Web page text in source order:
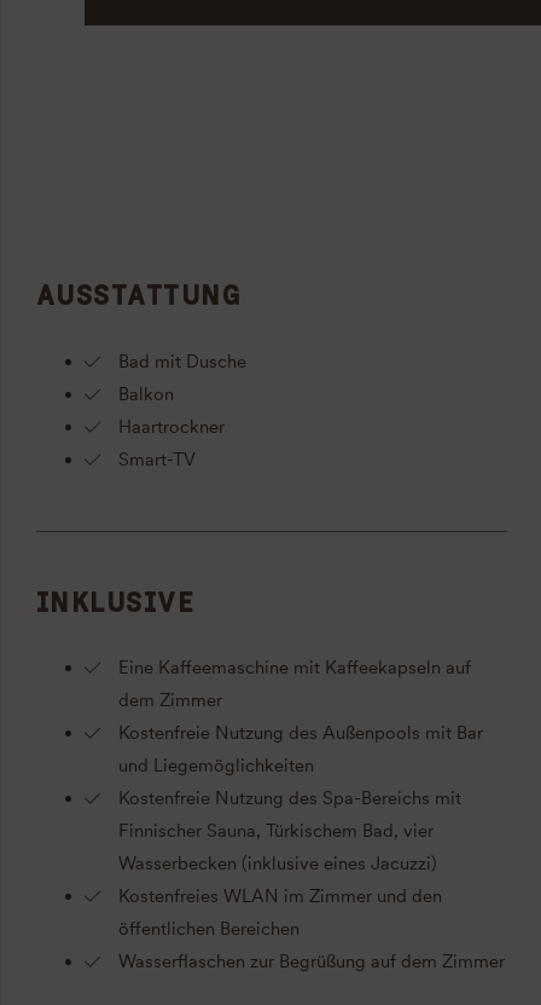
AUSSTATTUNG
Bad mit Dusche
Balkon
Haartrockner
Smart-TV
INKLUSIVE
Eine Kaffeemaschine mit Kaffeekapseln auf
dem Zimmer
Kostenfreie Nutzung des Außenpools mit Bar
und Liegemöglichkeiten
Kostenfreie Nutzung des Spa-Bereichs mit
Finnischer Sauna, Türkischem Bad, vier
Wasserbecken (inklusive eines Jacuzzi)
Kostenfreies WLAN im Zimmer und den
öffentlichen Bereichen
Wasserflaschen zur Begrüßung auf dem Zimmer